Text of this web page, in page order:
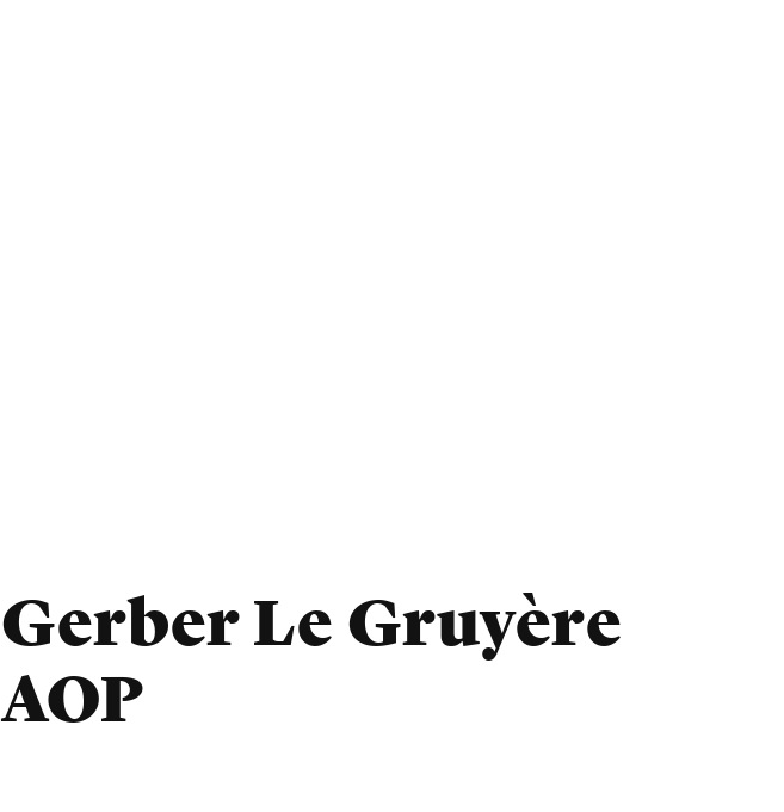
Gerber Le Gruyère
AOP